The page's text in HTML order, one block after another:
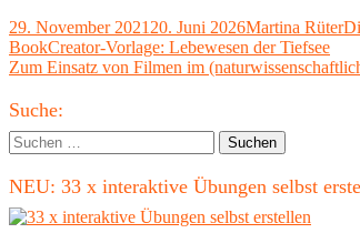
Veröffentlicht
am
29. November 2021 20. Juni 2026Autor
Martina Rüter
Beitragsnavigation
Vorheriger
Beitrag:
BookCreator-Vorlage: Lebewesen der Tiefsee
Nächster
Zum Einsatz von Filmen im
Haupt-
Seitenleiste
Suche:
Suchen
nach:
NEU: 33 x interaktive Übungen selbst